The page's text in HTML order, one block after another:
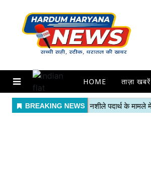
HOME ताज़ा खबरें